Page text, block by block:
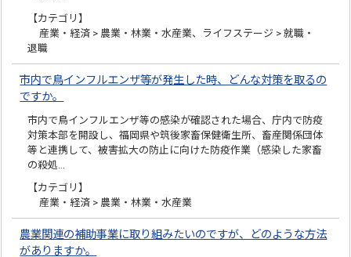
【カテゴリ】
産業・経済 > 農業・林業・水産業、ライフステージ > 就職・
退職
市内で鳥インフルエンザ等が発生した時、どんな対策を取るの
ですか。
市内で鳥インフルエンザ等の感染が確認された場合、庁内で防疫
対策本部を開設し、福岡県や筑後家畜保健衛生所、畜産関係団体
等と連携して、被害拡大の防止に向けた防疫作業（感染した家畜
の殺処…
【カテゴリ】
産業・経済 > 農業・林業・水産業
農業関連の補助事業に取り組みたいのですが、どのような方法
がありますか。